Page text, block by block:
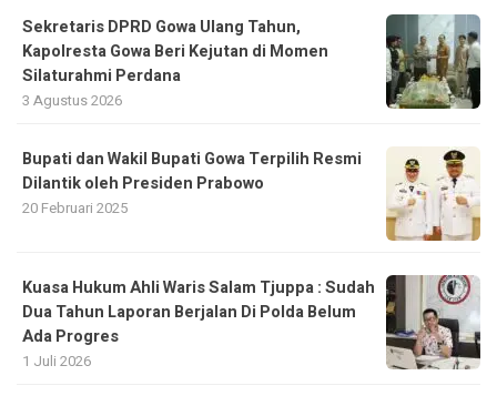
Sekretaris DPRD Gowa Ulang Tahun,
Kapolresta Gowa Beri Kejutan di Momen
Silaturahmi Perdana
3 Agustus 2026
Bupati dan Wakil Bupati Gowa Terpilih Resmi
Dilantik oleh Presiden Prabowo
20 Februari 2025
Kuasa Hukum Ahli Waris Salam Tjuppa : Sudah
Dua Tahun Laporan Berjalan Di Polda Belum
Ada Progres
1 Juli 2026